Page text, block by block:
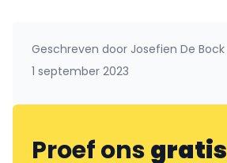
Geschreven door Josefien De Bock
1 september 2023
Proef onsgratis